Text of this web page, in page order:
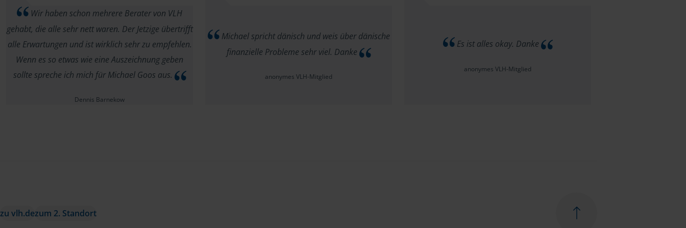
Wir haben schon mehrere Berater von VLH
gehabt, die alle sehr nett waren. Der Jetzige übertrifft
alle Erwartungen und ist wirklich sehr zu empfehlen.
Wenn es so etwas wie eine Auszeichnung geben
sollte spreche ich mich für Michael Goos aus.
Dennis Barnekow
Michael spricht dänisch und weis über dänische
finanzielle Probleme sehr viel. Danke
anonymes VLH-Mitglied
Es ist alles okay. Danke
anonymes VLH-Mitglied
zu vlh.dezum 2. Standort